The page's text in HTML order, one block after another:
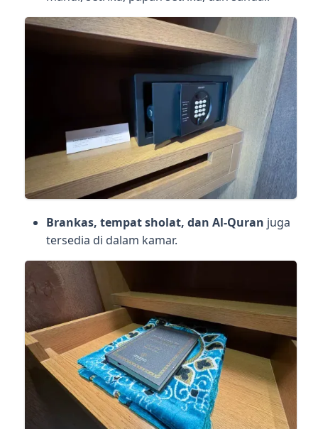
Brankas, tempat sholat, dan Al-Quran juga
tersedia di dalam kamar.